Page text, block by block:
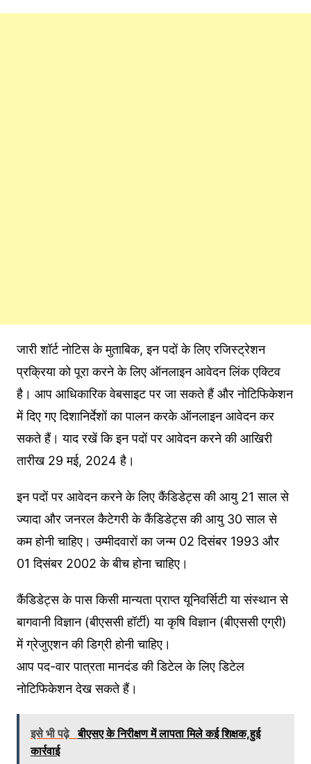
जारी शॉर्ट नोटिस के मुताबिक, इन पदों के लिए रजिस्ट्रेशन
प्रक्रिया को पूरा करने के लिए ऑनलाइन आवेदन लिंक एक्टिव
है। आप आधिकारिक वेबसाइट पर जा सकते हैं और नोटिफिकेशन
में दिए गए दिशानिर्देशों का पालन करके ऑनलाइन आवेदन कर
सकते हैं। याद रखें कि इन पदों पर आवेदन करने की आखिरी
तारीख 29 मई, 2024 है।
इन पदों पर आवेदन करने के लिए कैंडिडेट्स की आयु 21 साल से
ज्यादा और जनरल कैटेगरी के कैंडिडेट्स की आयु 30 साल से
कम होनी चाहिए। उम्मीदवारों का जन्म 02 दिसंबर 1993 और
01 दिसंबर 2002 के बीच होना चाहिए।
कैंडिडेट्स के पास किसी मान्यता प्राप्त यूनिवर्सिटी या संस्थान से
बागवानी विज्ञान (बीएससी हॉर्टी) या कृषि विज्ञान (बीएससी एग्री)
में ग्रेजुएशन की डिग्री होनी चाहिए।
आप पद-वार पात्रता मानदंड की डिटेल के लिए डिटेल
नोटिफिकेशन देख सकते हैं।
इसे भी पढ़े बीएसए के निरीक्षण में लापता मिले कई शिक्षक,हुई
कार्रवाई